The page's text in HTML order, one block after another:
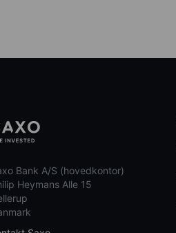
Bank A/S (hovedkontor)
Heymans Alle 15